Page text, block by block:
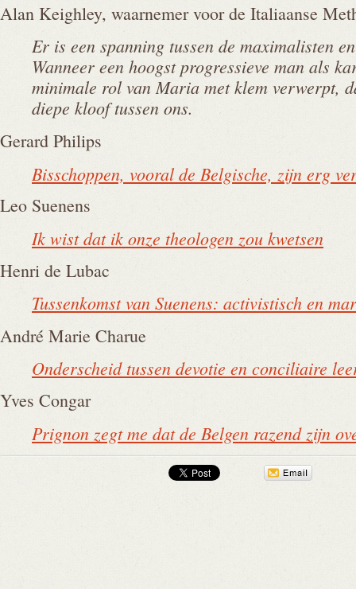
Alan Keighley, waarnemer voor de Italiaanse
Er is een spanning tussen de maximalisten
Wanneer een hoogst progressieve man als
minimale rol van Maria met klem verwerpt,
diepe kloof tussen ons.
Gerard Philips
Bisschoppen, vooral de Belgische, zijn erg
Leo Suenens
Ik wist dat ik onze theologen zou kwetsen
Henri de Lubac
Tussenkomst van Suenens: activistisch en
André Marie Charue
Onderscheid tussen devotie en conciliaire
Yves Congar
Prignon zegt me dat de Belgen razend zijn